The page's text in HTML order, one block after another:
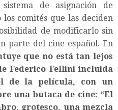
de asignación de
comités que las deciden
de modificarlo sin
parte del cine español. En
que no está tan lejos
Federico Fellini incluida
de la película, con un
una butaca de cine: “El
grotesco, una mezcla